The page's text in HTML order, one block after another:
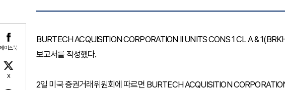
이스북
X
BURTECH ACQUISITION CORPORATION II UNITS CONS 1 CL A &
보고서를 작성했다.
2일 미국 증권거래위원회에 따르면 BURTECH ACQUISITION